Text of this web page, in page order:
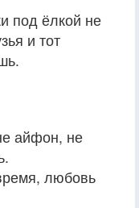
под ёлкой не
и тот
айфон, не
любовь